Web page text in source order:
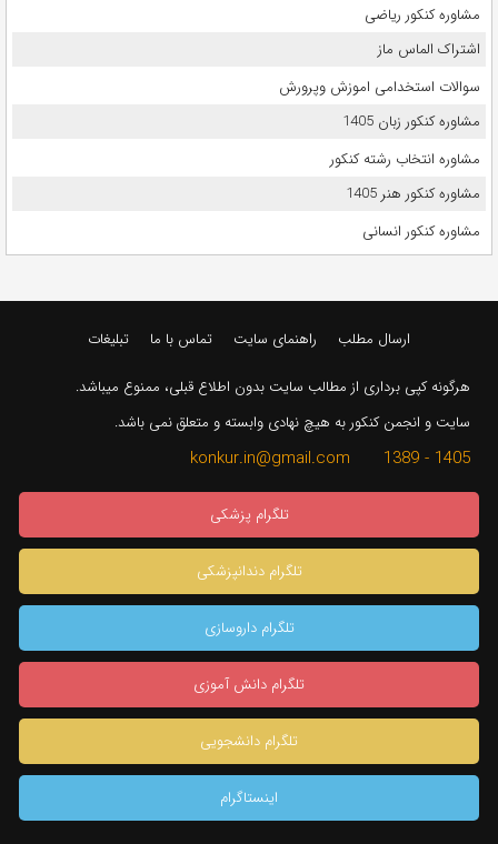
مشاوره کنکور ریاضی
اشتراک الماس ماز
سوالات استخدامی اموزش وپرورش
مشاوره کنکور زبان 1405
مشاوره انتخاب رشته کنکور
مشاوره کنکور هنر 1405
مشاوره کنکور انسانی
ارسال مطلب راهنمای سایت تماس با ما تبلیغات
هرگونه کپی برداری از مطالب سایت بدون اطلاع قبلی، ممنوع میباشد.
سایت و انجمن کنکور به هیچ نهادی وابسته و متعلق نمی باشد.
1405 - 1389 konkur.in@gmail.com
تلگرام پزشکی
تلگرام دندانپزشکی
تلگرام داروسازی
تلگرام دانش آموزی
تلگرام دانشجویی
اینستاگرام